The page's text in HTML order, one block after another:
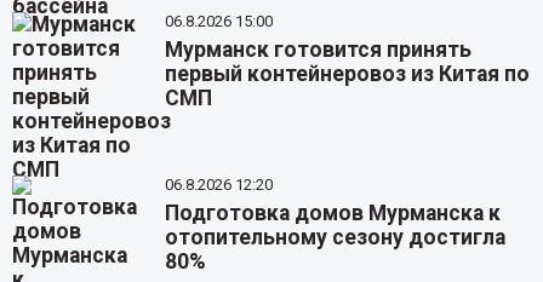
06.8.2026 15:00
Мурманск готовится принять
первый контейнеровоз из Китая по
СМП
06.8.2026 12:20
Подготовка домов Мурманска к
отопительному сезону достигла
80%